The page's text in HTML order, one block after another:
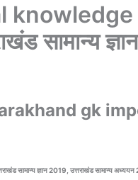
सामान्य
gk
सामान्य ज्ञान 2019, उत्तराखंड सामान्य अध्ययन